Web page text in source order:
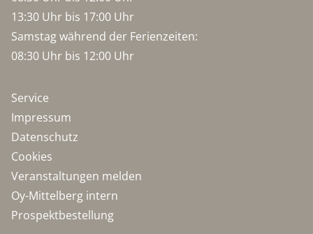
13:30 Uhr bis 17:00 Uhr
Samstag während der Ferienzeiten:
08:30 Uhr bis 12:00 Uhr
Service
Impressum
Datenschutz
Cookies
Veranstaltungen melden
Oy-Mittelberg intern
Prospektbestellung